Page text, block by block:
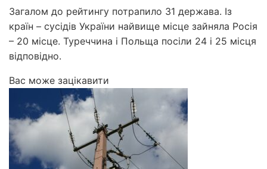
Загалом до рейтингу потрапило 31 держава. Із
країн – сусідів України найвище місце зайняла Росія
– 20 місце. Туреччина і Польща посіли 24 і 25 місця
відповідно.
Вас може зацікавити